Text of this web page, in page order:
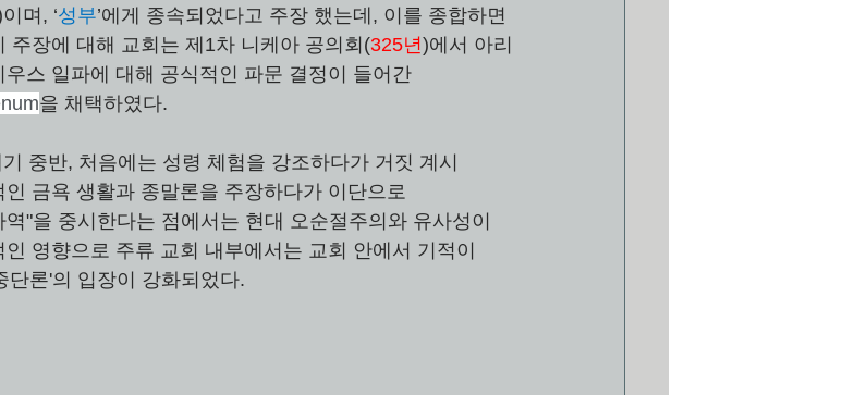
며, ‘성부’에게 종속되었다고 주장 했는데, 이를 종합하면
주장에 대해 교회는 제1차 니케아 공의회(325년)에서 아리
스 일파에 대해 공식적인 파문 결정이 들어간
을 채택하였다.
중반, 처음에는 성령 체험을 강조하다가 거짓 계시
금욕 생활과 종말론을 주장하다가 이단으로
"을 중시한다는 점에서는 현대 오순절주의와 유사성이
영향으로 주류 교회 내부에서는 교회 안에서 기적이
단론'의 입장이 강화되었다.